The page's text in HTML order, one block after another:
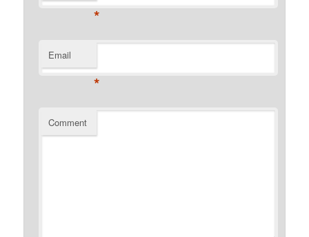
*
Email
*
Comment